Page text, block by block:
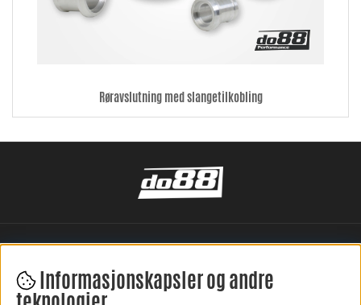
Røravslutning med slangetilkobling
Informasjonskapsler og andre